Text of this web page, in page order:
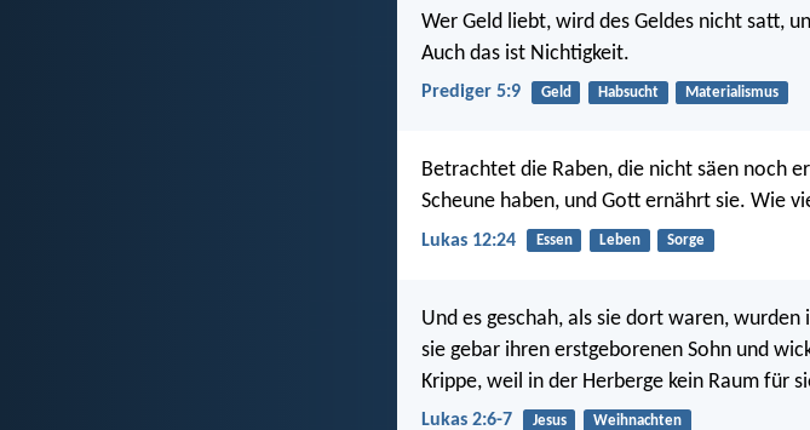
Wer Geld liebt, wird des Geldes nicht satt,
Auch das ist Nichtigkeit.
Prediger 5:9 Geld Habsucht Materialismus
Betrachtet die Raben, die nicht säen noch
Scheune haben, und Gott ernährt sie. Wie
Lukas 12:24 Essen Leben Sorge
Und es geschah, als sie dort waren,
sie gebar ihren erstgeborenen Sohn und
Krippe, weil in der Herberge kein Raum für
Lukas 2:6-7 Jesus Weihnachten